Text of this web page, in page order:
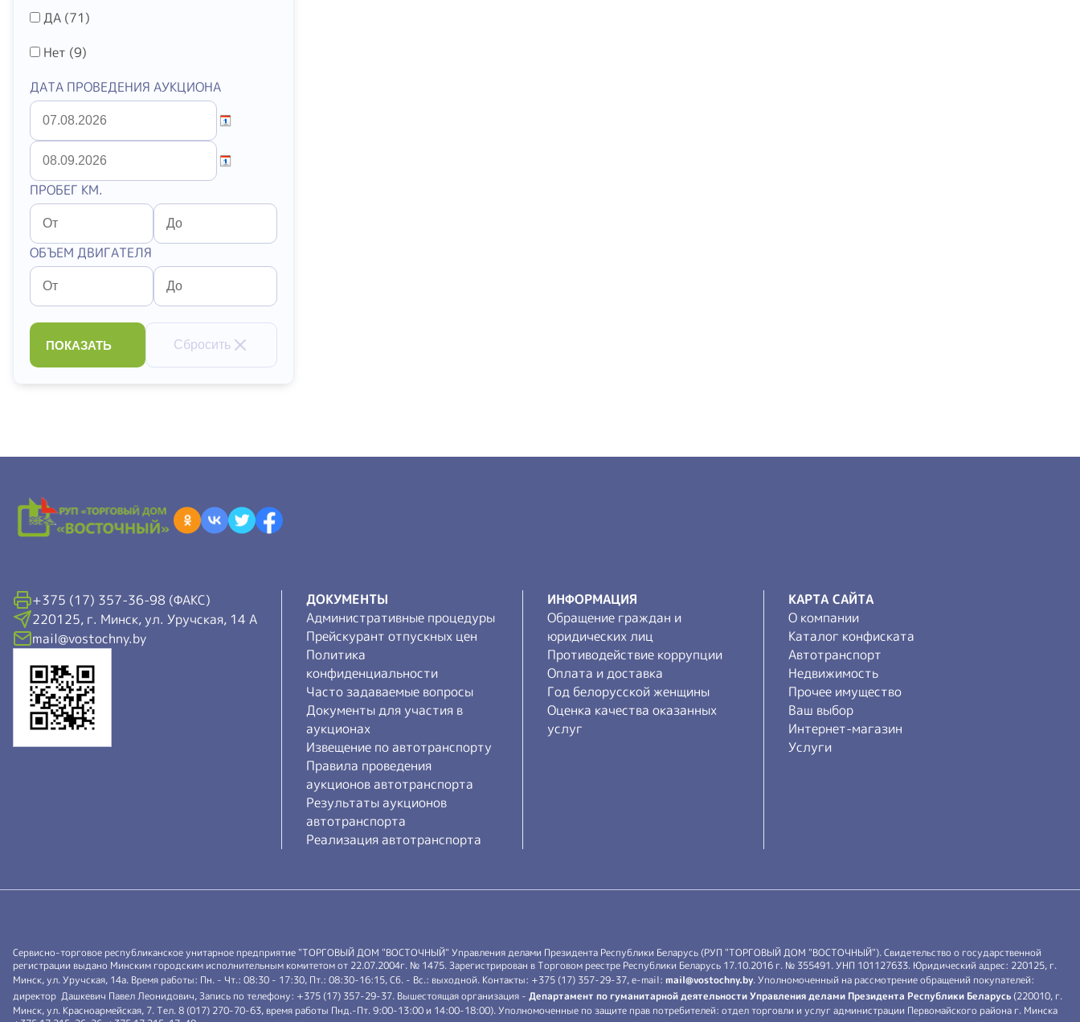
ДА (71)
Нет (9)
ДАТА ПРОВЕДЕНИЯ АУКЦИОНА
ПРОБЕГ КМ.
ОБЪЕМ ДВИГАТЕЛЯ
ПОКАЗАТЬ Сбросить
+375 (17) 357-36-98 (ФАКС)
220125, г. Минск, ул. Уручская, 14 А
mail@vostochny.by
ДОКУМЕНТЫ
Административные процедуры
Прейскурант отпускных цен
Политика
конфиденциальности
Часто задаваемые вопросы
Документы для участия в
аукционах
Извещение по автотранспорту
Правила проведения
аукционов автотранспорта
Результаты аукционов
автотранспорта
Реализация автотранспорта
ИНФОРМАЦИЯ
Обращение граждан и
юридических лиц
Противодействие коррупции
Оплата и доставка
Год белорусской женщины
Оценка качества оказанных
услуг
КАРТА САЙТА
О компании
Каталог конфиската
Автотранспорт
Недвижимость
Прочее имущество
Ваш выбор
Интернет-магазин
Услуги
Сервисно-торговое республиканское унитарное предприятие "ТОРГОВЫЙ ДОМ "ВОСТОЧНЫЙ" Управления делами Президента Республики Беларусь (РУП "ТОРГОВЫЙ ДОМ "ВОСТОЧНЫЙ"). Свидетельство о государственной
регистрации выдано Минским городским исполнительным комитетом от 22.07.2004г. № 1475. Зарегистрирован в Торговом реестре Республики Беларусь 17.10.2016 г. № 355491. УНП 101127633. Юридический адрес: 220125, г.
Минск, ул. Уручская, 14а. Время работы: Пн. - Чт.: 08:30 - 17:30, Пт.: 08:30-16:15, Сб. - Вс.: выходной. Контакты: +375 (17) 357-29-37, e-mail: mail@vostochny.by. Уполномоченный на рассмотрение обращений покупателей:
директор Дашкевич Павел Леонидович, Запись по телефону: +375 (17) 357-29-37. Вышестоящая организация - Департамент по гуманитарной деятельности Управления делами Президента Республики Беларусь (220010, г.
Минск, ул. Красноармейская, 7. Тел. 8 (017) 270-70-63, время работы Пнд.-Пт. 9:00-13:00 и 14:00-18:00). Уполномоченные по защите прав потребителей: отдел торговли и услуг администрации Первомайского района г. Минска